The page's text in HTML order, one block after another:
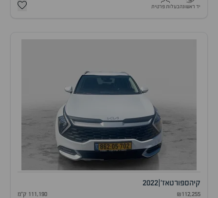
יד ראשונהבעלות פרטית
קיהספורטאז' 2022
₪112,255 111,190 ק"מ